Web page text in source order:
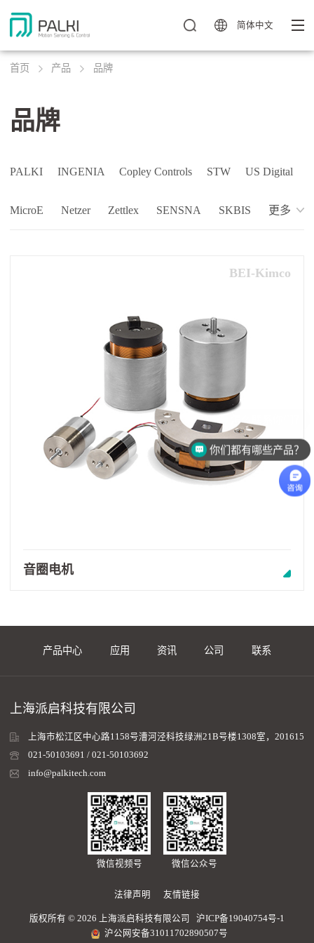
简体中文
首页 产品 品牌
品牌
PALKI INGENIA Copley Controls STW US Digital
MicroE Netzer Zettlex SENSNA SKBIS 更多
BEI-Kimco
音圈电机
产品中心 应用 资讯 公司 联系
上海派启科技有限公司
上海市松江区中心路1158号漕河泾科技绿洲21B号楼1308室，201615
021-50103691 / 021-50103692
info@palkitech.com
微信视频号 微信公众号
法律声明 友情链接
版权所有 © 2026 上海派启科技有限公司
沪ICP备19040754号-1
沪公网安备31011702890507号
你们都有哪些产品？